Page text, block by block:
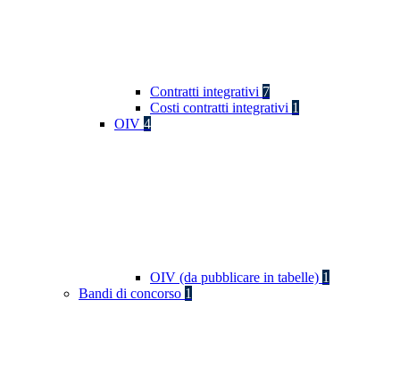
Contratti integrativi 7
Costi contratti integrativi 1
OIV 4
OIV (da pubblicare in tabelle) 1
Bandi di concorso 1